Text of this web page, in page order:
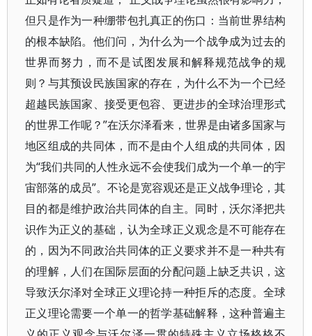
但只是作为一种绷带包扎真正的伤口：当前世界结构
的根本缺陷。他们问，为什么为一个战争成为过去的
世界而努力，而不是试图发展和解释规范战争的规
则？与其预设民族国家的存在，为什么不为一个已经
超越民族国家、接受更包容、更进步的全球治理形式
的世界工作呢？”在沃尔泽看来，世界是由诸多国家与
地区组成的共同体，而不是由个人组成的共同体，因
为“我们共同的人性永远不会使我们成为一个单一的宇
宙部落的成员”。不论是宽容观还是正义战争理论，其
目的都是维护政治共同体的自主。同时，沃尔泽把共
识作为正义的基础，认为全球正义观念是不可能存在
的，因为不同政治共同体的正义要求并不是一种共有
的理解，人们在国际层面的分配问题上缺乏共识，这
导致沃尔泽对全球正义理论持一种拒斥的态度。全球
正义理论需要一个单一的哲学基础解释，这种普遍主